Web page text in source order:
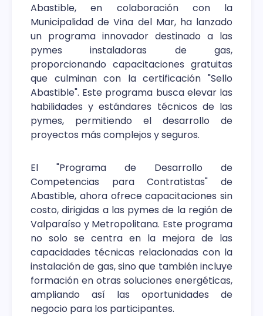
Abastible, en colaboración con la
Municipalidad de Viña del Mar, ha lanzado
un programa innovador destinado a las
pymes instaladoras de gas,
proporcionando capacitaciones gratuitas
que culminan con la certificación "Sello
Abastible". Este programa busca elevar las
habilidades y estándares técnicos de las
pymes, permitiendo el desarrollo de
proyectos más complejos y seguros.
El "Programa de Desarrollo de
Competencias para Contratistas" de
Abastible, ahora ofrece capacitaciones sin
costo, dirigidas a las pymes de la región de
Valparaíso y Metropolitana. Este programa
no solo se centra en la mejora de las
capacidades técnicas relacionadas con la
instalación de gas, sino que también incluye
formación en otras soluciones energéticas,
ampliando así las oportunidades de
negocio para los participantes.